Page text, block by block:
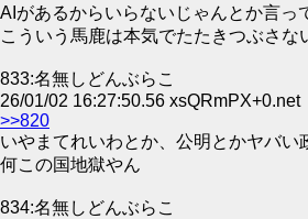
AIがあるからいらないじゃんとか言っ
こういう馬鹿は本気でたたきつぶさな
833:名無しどんぶらこ
26/01/02 16:27:50.56 xsQRmPX+0.net
>>820
いやまてれいわとか、公明とかヤバ
何この国地獄やん
834:名無しどんぶらこ